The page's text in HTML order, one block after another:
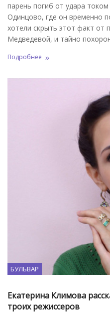
парень погиб от удара
Одинцово, где он временно
хотели скрыть этот факт
Медведевой, и тайно
Подробнее
БУЛЬВАР
Екатерина Климова
троих режиссеров